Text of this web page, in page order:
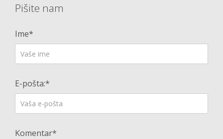
Pišite nam
Ime*
E-pošta:*
Komentar*